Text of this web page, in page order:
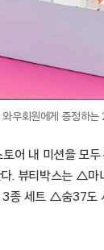
우회원에게 증정하
어 내 미션을 모
. 뷰티박스는 △
종 세트 △숨37도